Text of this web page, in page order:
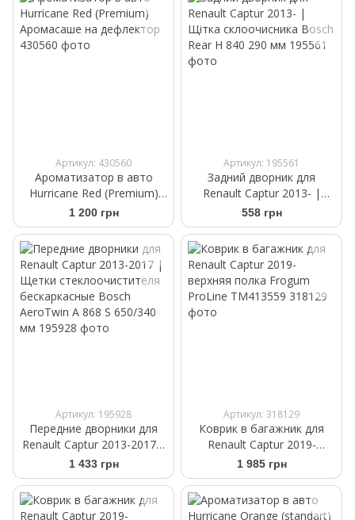
Артикул: 430560
Ароматизатор в авто
Hurricane Red (Premium)
Аромасаше на дефлектор
1 200 грн
Артикул: 195561
Задний дворник для
Renault Captur 2013- |
Щітка склоочисника Bosch
Rear H 840 290 мм
558 грн
Артикул: 195928
Передние дворники для
Renault Captur 2013-2017 |
Щетки стеклоочистителя
бескаркасные Bosch
AeroTwin A 868 S 650/340
мм
1 433 грн
Артикул: 318129
Коврик в багажник для
Renault Captur 2019-
верхняя полка Frogum
ProLine TM413559
1 985 грн